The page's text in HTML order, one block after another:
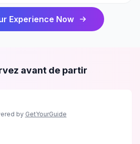
Experience Now
avant de partir
by GetYourGuide